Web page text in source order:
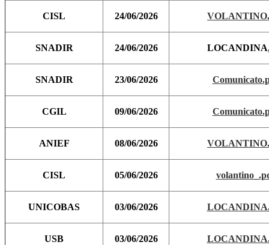
CISL 24/06/2026
SNADIR 24/06/2026 LOCANDINA
SNADIR 23/06/2026
CGIL 09/06/2026
ANIEF 08/06/2026
CISL 05/06/2026
UNICOBAS 03/06/2026
USB 03/06/2026